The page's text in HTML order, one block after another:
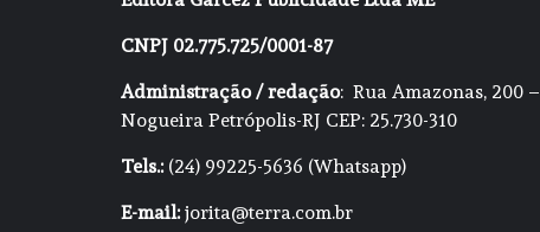
CNPJ 02.775.725/0001-87
Administração / redação: Rua Amazonas, 200 –
Nogueira Petrópolis-RJ CEP: 25.730-310
Tels.:(24) 99225-5636 (Whatsapp)
E-mail:jorita@terra.com.br